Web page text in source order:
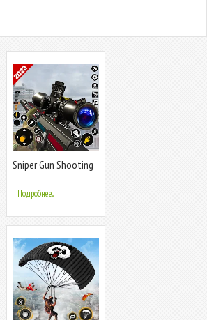
Sniper Gun Shooting
Подробнее...